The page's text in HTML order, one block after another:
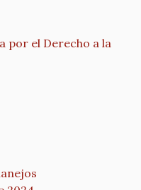
por el Derecho a la